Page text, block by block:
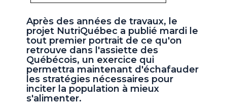
Après des années de travaux, le
projet NutriQuébec a publié mardi le
tout premier portrait de ce qu'on
retrouve dans l'assiette des
Québécois, un exercice qui
permettra maintenant d'échafauder
les stratégies nécessaires pour
inciter la population à mieux
s'alimenter.